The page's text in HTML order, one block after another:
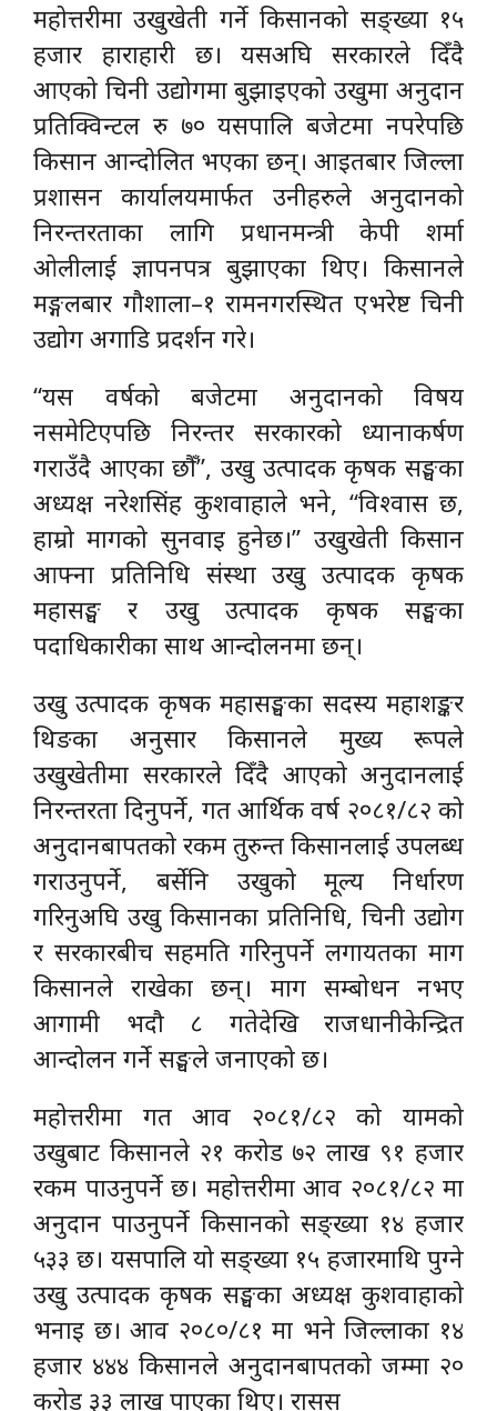
महोत्तरीमा उखुखेती गर्ने किसानको सङ्ख्या १५
हजार हाराहारी छ। यसअघि सरकारले दिँदै
आएको चिनी उद्योगमा बुझाइएको उखुमा अनुदान
प्रतिक्विन्टल रु ७० यसपालि बजेटमा नपरेपछि
किसान आन्दोलित भएका छन्। आइतबार जिल्ला
प्रशासन कार्यालयमार्फत उनीहरुले अनुदानको
निरन्तरताका लागि प्रधानमन्त्री केपी शर्मा
ओलीलाई ज्ञापनपत्र बुझाएका थिए। किसानले
मङ्गलबार गौशाला–१ रामनगरस्थित एभरेष्ट चिनी
उद्योग अगाडि प्रदर्शन गरे।
“यस वर्षको बजेटमा अनुदानको विषय
नसमेटिएपछि निरन्तर सरकारको ध्यानाकर्षण
गराउँदै आएका छौँ”, उखु उत्पादक कृषक सङ्घका
अध्यक्ष नरेशसिंह कुशवाहाले भने, “विश्वास छ,
हाम्रो मागको सुनवाइ हुनेछ।” उखुखेती किसान
आफ्ना प्रतिनिधि संस्था उखु उत्पादक कृषक
महासङ्घ र उखु उत्पादक कृषक सङ्घका
पदाधिकारीका साथ आन्दोलनमा छन्।
उखु उत्पादक कृषक महासङ्घका सदस्य महाशङ्कर
थिङका अनुसार किसानले मुख्य रूपले
उखुखेतीमा सरकारले दिँदै आएको अनुदानलाई
निरन्तरता दिनुपर्ने, गत आर्थिक वर्ष २०८१/८२ को
अनुदानबापतको रकम तुरुन्त किसानलाई उपलब्ध
गराउनुपर्ने, बर्सेनि उखुको मूल्य निर्धारण
गरिनुअघि उखु किसानका प्रतिनिधि, चिनी उद्योग
र सरकारबीच सहमति गरिनुपर्ने लगायतका माग
किसानले राखेका छन्। माग सम्बोधन नभए
आगामी भदौ ८ गतेदेखि राजधानीकेन्द्रित
आन्दोलन गर्ने सङ्घले जनाएको छ।
महोत्तरीमा गत आव २०८१/८२ को यामको
उखुबाट किसानले २१ करोड ७२ लाख ९१ हजार
रकम पाउनुपर्ने छ। महोत्तरीमा आव २०८१/८२ मा
अनुदान पाउनुपर्ने किसानको सङ्ख्या १४ हजार
५३३ छ। यसपालि यो सङ्ख्या १५ हजारमाथि पुग्ने
उखु उत्पादक कृषक सङ्घका अध्यक्ष कुशवाहाको
भनाइ छ। आव २०८०/८१ मा भने जिल्लाका १४
हजार ४४४ किसानले अनुदानबापतको जम्मा २०
करोड ३३ लाख पाएका थिए। रासस